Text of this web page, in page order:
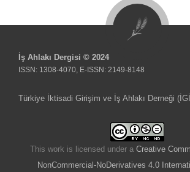
İş Ahlakı Dergisi © 2024
ISSN: 1308-4070, E-ISSN: 2149-8148
Türkiye İktisadi Girişim ve İş Ahlakı Derneği
This work is licensed under a Creative
NonCommercial-NoDerivatives 4.0